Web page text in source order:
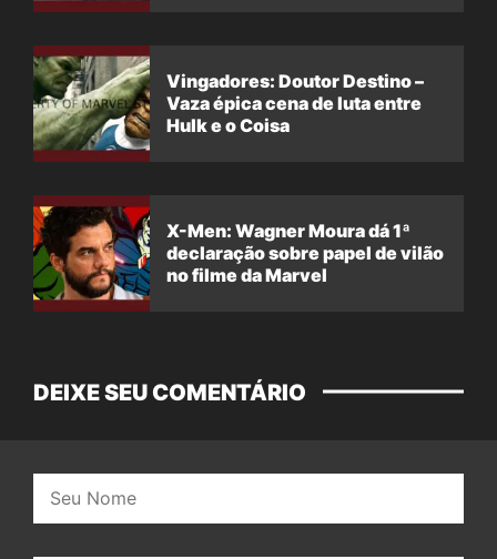
Vingadores: Doutor Destino –
Vaza épica cena de luta entre
Hulk e o Coisa
X-Men: Wagner Moura dá 1ª
declaração sobre papel de vilão
no filme da Marvel
DEIXE SEU COMENTÁRIO